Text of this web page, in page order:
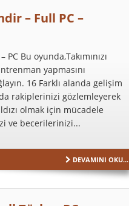
– Full PC –
Bu oyunda,Takımınızı
yapmasını
16 Farklı alanda gelişim
rakiplerinizi gözlemleyerek
olmak için mücadele
ve becerilerinizi...
DEVAMINI OKU...